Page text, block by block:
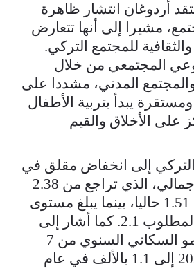
أردوغان انتشار ظاهرة
مشيرا إلى أنها تتعارض
والثقافية للمجتمع التركي.
المجتمعي من خلال
المدني، مشددا على
ومستقرة يبدأ بتربية الأطفال
على الأخلاق والقيم
إلى انخفاض مقلق في
معدل الخصوبة الإجمالي، الذي تراجع من 2.38
في عام 2001 إلى 1.51 حاليا، بينما يبلغ مستوى
التجديد السكاني المطلوب 2.1. كما أشار إلى
انخفاض معدل النمو السكاني السنوي من 7
بالألف في عام 2022 إلى 1.1 بالألف في عام